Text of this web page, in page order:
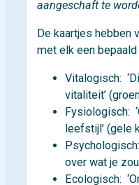
aangeschaft te
De kaartjes hebben
met elk een bepaald
Vitalogisch:
vitaliteit’
Fysiologisch:
leefstijl’ (gele
over wat je
Ecologisch: